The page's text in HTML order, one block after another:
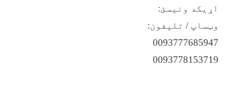
اړیکه ونیسئ:
وټساپ / تلیفون:
0093777685947
0093778153719